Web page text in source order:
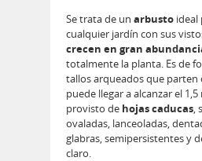
Se trata de un arbusto ideal
cualquier jardín con sus
crecen en gran
totalmente la planta. Es de
tallos arqueados que parten
puede llegar a alcanzar el
provisto de hojas caducas,
ovaladas, lanceoladas,
glabras, semipersistentes y
claro.